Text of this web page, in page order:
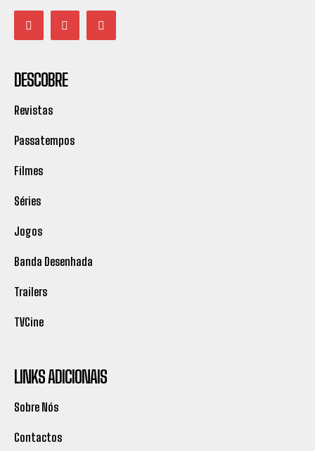
DESCOBRE
Revistas
Passatempos
Filmes
Séries
Jogos
Banda Desenhada
Trailers
TVCine
LINKS ADICIONAIS
Sobre Nós
Contactos